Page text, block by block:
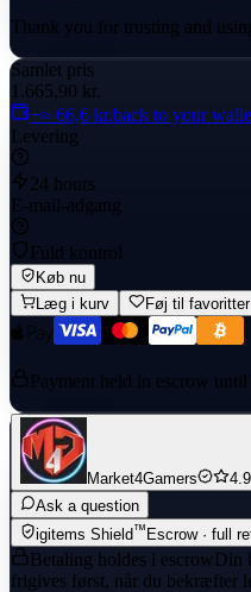
Thank you for trusting and
Samlet pris
1.665,90 kr.
+≈ 66,6 kr.back to your
Levering
24 hours
E-mail-adgang
Fuld kontrol
Køb nu
Læg i kurv
Føj til favoritter
Payment held in escrow
Market4Gamers
Ask a question
igitems Shield™ Escrow · full
Betaling holdes i escrowDin
frigives først, når du bekræfter